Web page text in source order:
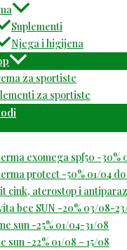
Suplementi
Njega i higijena
za sportiste
za sportiste
exomega spf50 -30%
protect -50% 01/04 do
cink, aterostop i
bee SUN -20% 03/08-
sun -25% 01/04-31/08
sun -22% 01/08 – 15/08